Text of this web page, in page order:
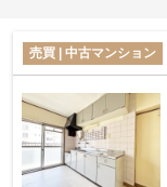
売買 | 中古マンション